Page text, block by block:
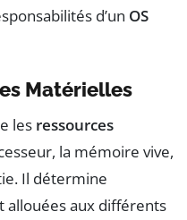
d’un OS
Matérielles
les ressources
la mémoire vive,
Il détermine
allouées aux différents